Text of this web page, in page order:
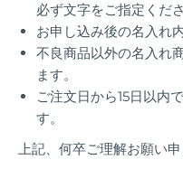
必ず文字をご指定くださ
お申し込み後の名入れ
不良商品以外の名入れ
ます。
ご注文日から15日以内
す。
上記、何卒ご理解お願い申